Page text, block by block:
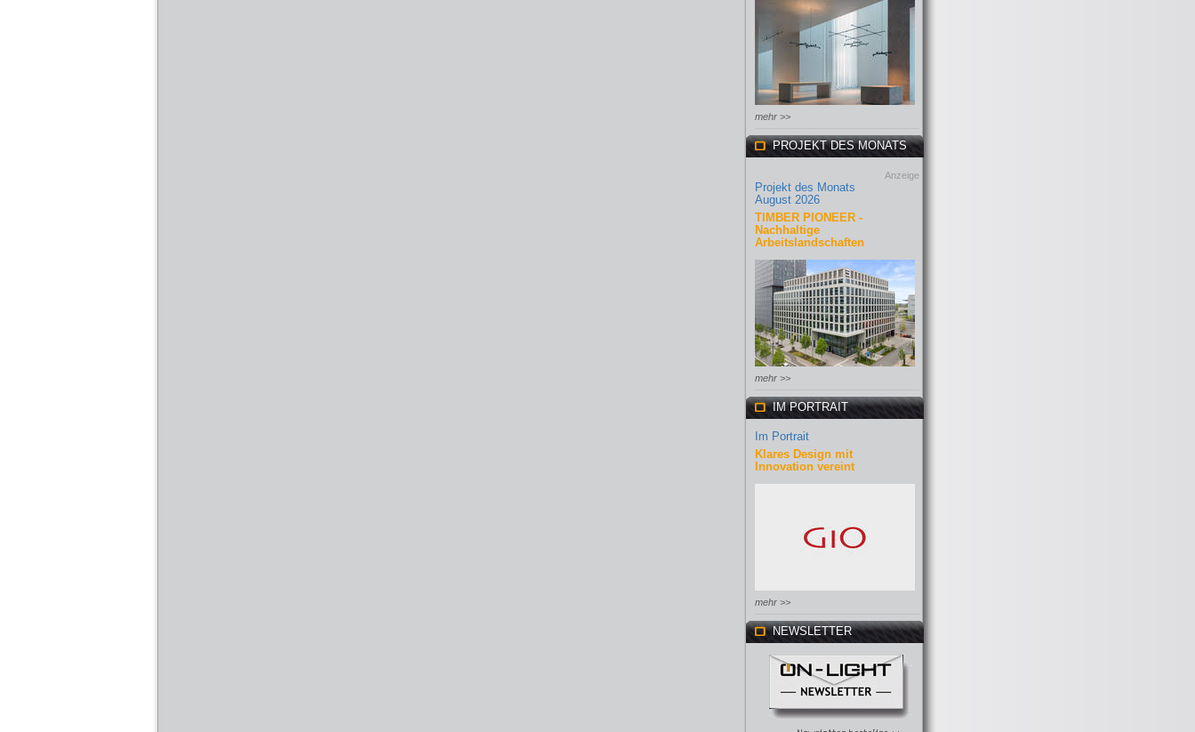
mehr >>
PROJEKT DES MONATS
Anzeige
Projekt des Monats
August 2026
TIMBER PIONEER -
Nachhaltige
Arbeitslandschaften
mehr >>
IM PORTRAIT
Im Portrait
Klares Design mit
Innovation vereint
mehr >>
NEWSLETTER